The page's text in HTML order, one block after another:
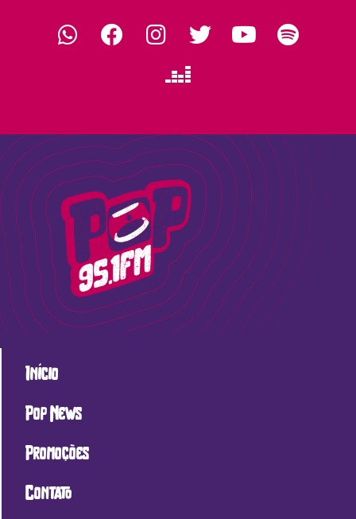
Início
Pop News
Promoções
Contato